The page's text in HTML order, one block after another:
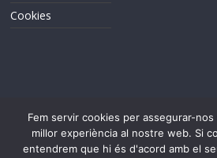
Cookies
Fem servir cookies per assegurar-
millor experiència al nostre web. Si
entendrem que hi és d'acord amb el